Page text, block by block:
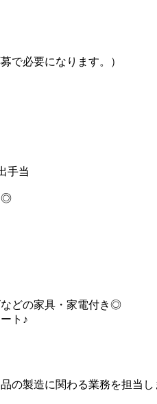
で必要になります。）
手当
◎
どの家具・家電付き◎
ト♪
の製造に関わる業務を担当し